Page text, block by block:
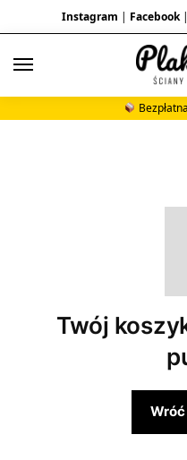
Instagram | Facebook|
Twój